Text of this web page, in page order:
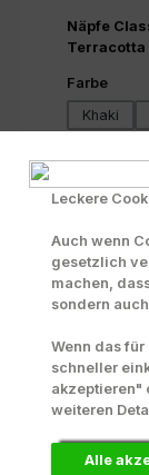
Näpfe
Terracotta
Farbe
Khaki
INFO zu
Degrees
700ml und
Leckere
Auch wenn
gesetzlich
machen,
sondern
Wenn das
schneller
akzeptieren"
weiteren
Alle